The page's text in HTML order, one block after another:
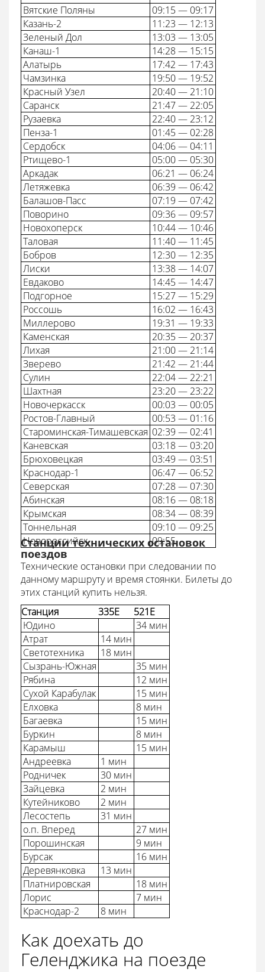
Вятские Поляны
09:15 — 09:17
Казань-2
11:23 — 12:13
Зеленый Дол
13:03 — 13:05
Канаш-1
14:28 — 15:15
Алатырь
17:42 — 17:43
Чамзинка
19:50 — 19:52
Красный Узел
20:40 — 21:10
Саранск
21:47 — 22:05
Рузаевка
22:40 — 23:12
Пенза-1
01:45 — 02:28
Сердобск
04:06 — 04:11
Ртищево-1
05:00 — 05:30
Аркадак
06:21 — 06:24
Летяжевка
06:39 — 06:42
Балашов-Пасс
07:19 — 07:42
Поворино
09:36 — 09:57
Новохоперск
10:44 — 10:46
Таловая
11:40 — 11:45
Бобров
12:30 — 12:35
Лиски
13:38 — 14:07
Евдаково
14:45 — 14:47
Подгорное
15:27 — 15:29
Россошь
16:02 — 16:43
Миллерово
19:31 — 19:33
Каменская
20:35 — 20:37
Лихая
21:00 — 21:14
Зверево
21:42 — 21:44
Сулин
22:04 — 22:21
Шахтная
23:20 — 23:22
Новочеркасск
00:03 — 00:05
Ростов-Главный
00:53 — 01:16
Староминская-Тимашевская 02:39 — 02:41
Каневская
03:18 — 03:20
Брюховецкая
03:49 — 03:51
Краснодар-1
06:47 — 06:52
Северская
07:28 — 07:30
Абинская
08:16 — 08:18
Крымская
08:34 — 08:39
Тоннельная
09:10 — 09:25
Новороссийск
09:55
Станции технических остановок
поездов
Технические остановки при следовании по
данному маршруту и время стоянки. Билеты до
этих станций купить нельзя.
Станция
335Е
521Е
Юдино
34 мин
Атрат
14 мин
Светотехника
18 мин
Сызрань-Южная
35 мин
Рябина
12 мин
Сухой Карабулак
15 мин
Елховка
8 мин
Багаевка
15 мин
Буркин
8 мин
Карамыш
15 мин
Андреевка
1 мин
Родничек
30 мин
Зайцевка
2 мин
Кутейниково
2 мин
Лесостепь
31 мин
о.п. Вперед
27 мин
Порошинская
9 мин
Бурсак
16 мин
Деревянковка
13 мин
Платнировская
18 мин
Лорис
7 мин
Краснодар-2
8 мин
Как доехать до
Геленджика на поезде